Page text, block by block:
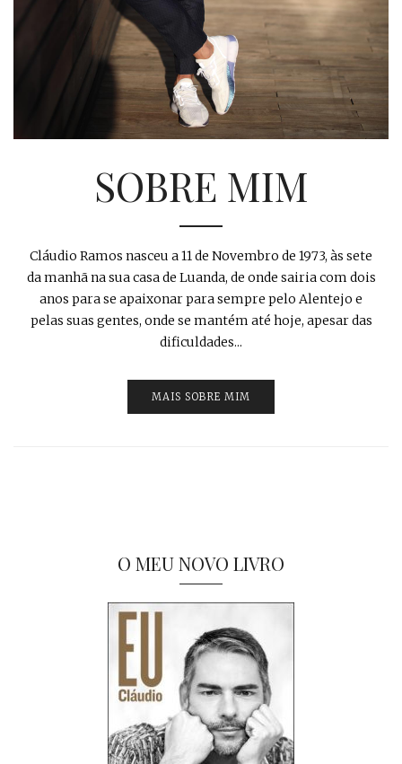
SOBRE MIM
Cláudio Ramos nasceu a 11 de Novembro de 1973, às sete
da manhã na sua casa de Luanda, de onde sairia com dois
anos para se apaixonar para sempre pelo Alentejo e
pelas suas gentes, onde se mantém até hoje, apesar das
dificuldades...
MAIS SOBRE MIM
O MEU NOVO LIVRO